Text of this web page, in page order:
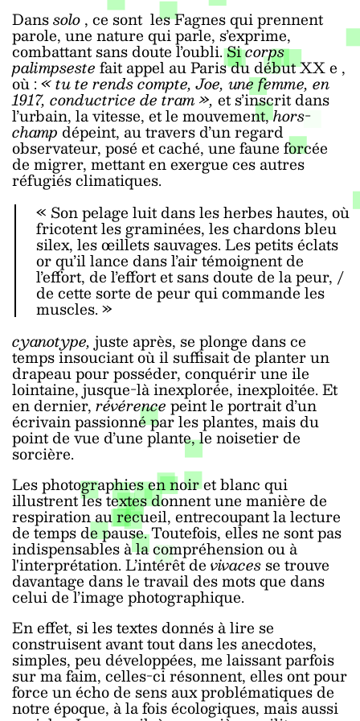
Danssolo, ce sont les Fagnes qui prennent
parole, une nature qui parle, s’exprime,
combattant sans doute l’oubli. Sicorps
palimpsestefait appel au Paris du début XXe ,
où :« tu te rends compte, Joe, une femme, en
1917, conductrice de tram », et s’inscrit dans
l’urbain, la vitesse, et le mouvement,hors-
champ dépeint, au travers d’un regard
observateur, posé et caché, une faune forcée
de migrer, mettant en exergue ces autres
réfugiés climatiques.
« Son pelage luit dans les herbes hautes, où
fricotent les graminées, les chardons bleu
silex, les œillets sauvages. Les petits éclats
or qu’il lance dans l’air témoignent de
l’effort, de l’effort et sans doute de la peur, /
de cette sorte de peur qui commande les
muscles. »
cyanotype, juste après, se plonge dans ce
temps insouciant où il suffisait de planter un
drapeau pour posséder, conquérir une ile
lointaine, jusque-là inexplorée, inexploitée. Et
en dernier,révérencepeint le portrait d’un
écrivain passionné par les plantes, mais du
point de vue d’une plante, le noisetier de
sorcière.
Les photographies en noir et blanc qui
illustrent les textes donnent une manière de
respiration au recueil, entrecoupant la lecture
de temps de pause. Toutefois, elles ne sont pas
indispensables à la compréhension ou à
l'interprétation. L’intérêt devivacesse trouve
davantage dans le travail des mots que dans
celui de l’image photographique.
En effet, si les textes donnés à lire se
construisent avant tout dans les anecdotes,
simples, peu développées, me laissant parfois
sur ma faim, celles-ci résonnent, elles ont pour
force un écho de sens aux problématiques de
notre époque, à la fois écologiques, mais aussi